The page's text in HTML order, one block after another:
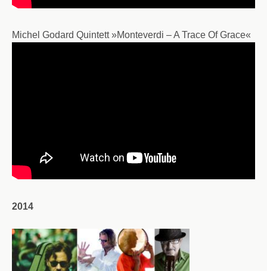
Michel Godard Quintett »Monteverdi – A Trace Of Grace«
2014